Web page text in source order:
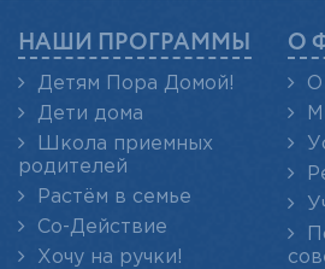
НАШИ ПРОГРАММЫ
Детям Пора Домой!
Дети дома
Школа приемных
родителей
Растём в семье
Со-Действие
Хочу на ручки!
О
О